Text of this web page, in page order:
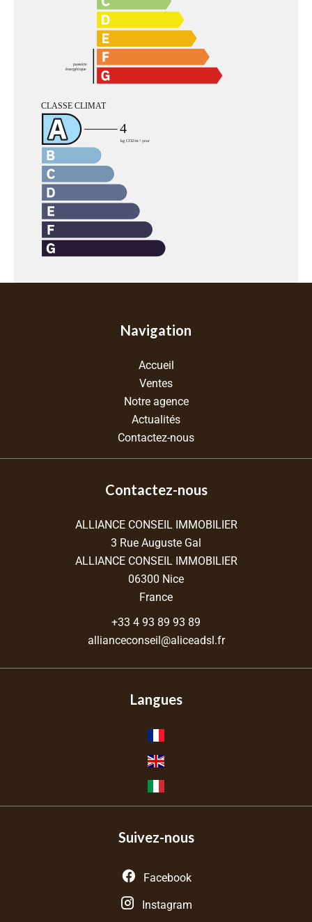
Navigation
Accueil
Ventes
Notre agence
Actualités
Contactez-nous
Contactez-nous
ALLIANCE CONSEIL IMMOBILIER
3 Rue Auguste Gal
ALLIANCE CONSEIL IMMOBILIER
06300 Nice
France
+33 4 93 89 93 89
allianceconseil@aliceadsl.fr
Langues
Suivez-nous
Facebook
Instagram